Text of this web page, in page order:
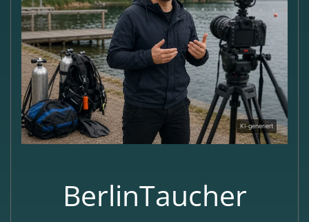
BerlinTaucher
KI-generiert